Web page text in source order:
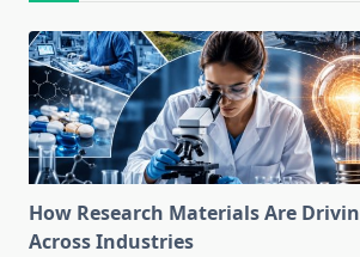
How Research Materials Are
Across Industries